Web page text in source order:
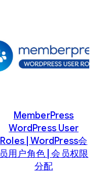
MemberPress
WordPress User
Roles | WordPress会
员用户角色 | 会员权限
分配